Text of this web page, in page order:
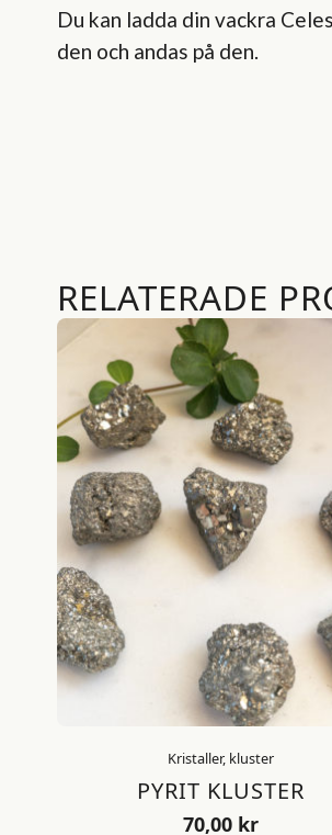
Du kan ladda din vackra
den och andas på den.
RELATERADE
Kristaller, kluster
PYRIT KLUSTER
70,00 kr